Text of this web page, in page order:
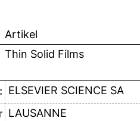
Artikel
Thin Solid Films
ELSEVIER SCIENCE SA
LAUSANNE